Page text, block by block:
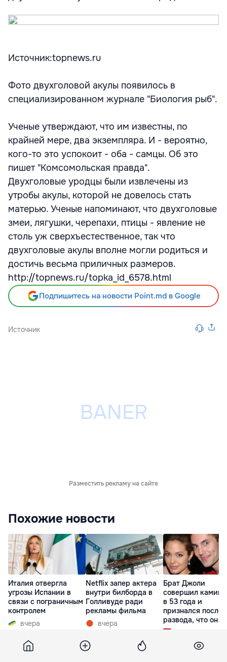
Источник:topnews.ru
Фото двухголовой акулы появилось в
специализированном журнале "Биология рыб".
Ученые утверждают, что им известны, по
крайней мере, два экземпляра. И - вероятно,
кого-то это успокоит - оба - самцы. Об это
пишет "Комсомольская правда".
Двухголовые уродцы были извлечены из
утробы акулы, которой не довелось стать
матерью. Ученые напоминают, что двухголовые
змеи, лягушки, черепахи, птицы - явление не
столь уж сверхъестественное, так что
двухголовые акулы вполне могли родиться и
достичь весьма приличных размеров.
http://topnews.ru/topka_id_6578.html
Подпишитесь на новости Point.md в Google
Источник
Разместить рекламу на сайте
Похожие новости
Италия отвергла
угрозы Испании в
связи с пограничным
контролем
вчера
Netflix запер актера
внутри билборда в
Голливуде ради
рекламы фильма
вчера
Брат Джоли
совершил
в 53 года и
признался после
развода, что он